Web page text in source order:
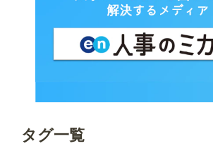
タグ一覧